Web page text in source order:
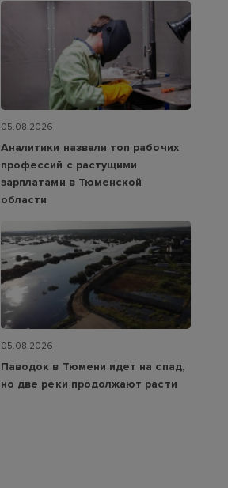
05.08.2026
Аналитики назвали топ рабочих
профессий с растущими
зарплатами в Тюменской
области
05.08.2026
Паводок в Тюмени идет на спад,
но две реки продолжают расти